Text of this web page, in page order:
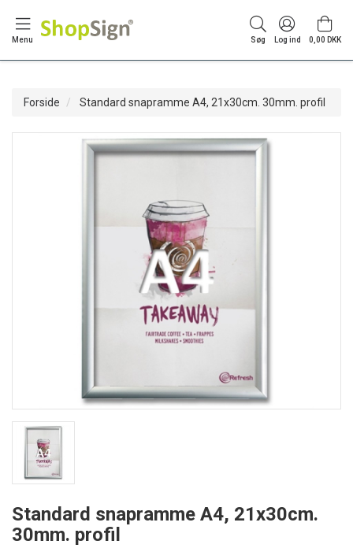
Menu Søg Log ind 0,00 DKK
Forside Standard snapramme A4, 21x30cm. 30mm. profil
Standard snapramme A4, 21x30cm.
30mm. profil